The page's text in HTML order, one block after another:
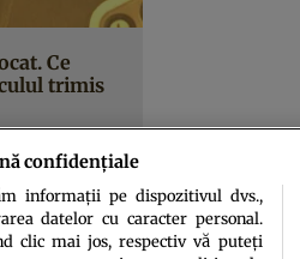
Ce
trimis
confidențiale
informații pe dispozitivul dvs.,
datelor cu caracter personal.
clic mai jos, respectiv vă puteți